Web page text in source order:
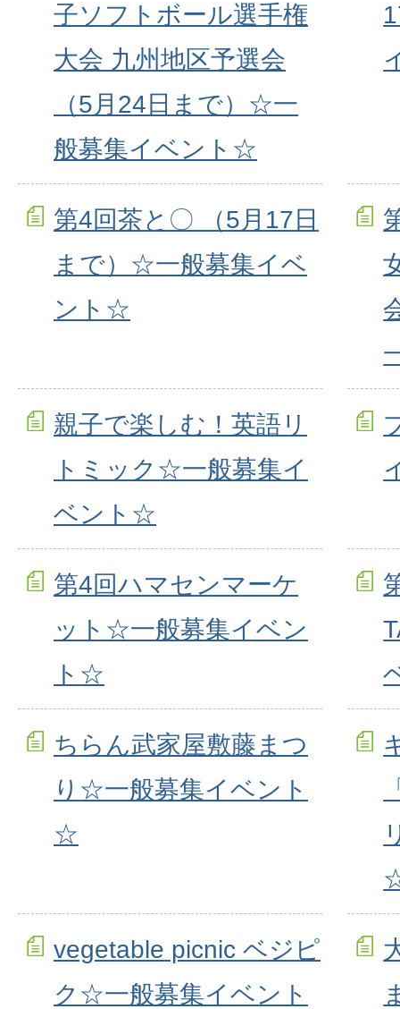
子ソフトボール選手権
大会 九州地区予選会
（5月24日まで）☆一
般募集イベント☆
第4回茶と〇 （5月17日
まで）☆一般募集イベ
ント☆
親子で楽しむ！英語リ
トミック☆一般募集イ
ベント☆
第4回ハマセンマーケ
ット☆一般募集イベン
ト☆
ちらん武家屋敷藤まつ
り☆一般募集イベント
☆
vegetable picnic ベジピ
ク☆一般募集イベント